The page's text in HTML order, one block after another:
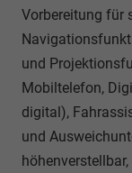
Vorbereitung für
und
Mobiltelefon,
digital),
und